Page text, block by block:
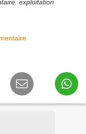
exploitation